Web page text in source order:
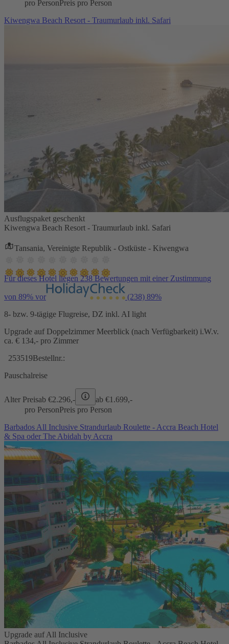
pro PersonPreis pro Person
Kiwengwa Beach Resort - Traumurlaub inkl. Safari
Ausflugspaket geschenkt
Kiwengwa Beach Resort - Traumurlaub inkl. Safari
Tansania, Vereinigte Republik - Ostküste - Kiwengwa
Für dieses Hotel liegen 238 Bewertungen mit einer Zustimmung
von 89% vor (238) 89%
8- bzw. 9-tägige Flugreise, DZ inkl. AI light
Upgrade auf Doppelzimmer Meerblick (nach Verfügbarkeit) i.W.v.
ca. € 134,- pro Zimmer
253519Bestellnr.:
Pauschalreise
Alter Preisab €2.296,- ab €1.699,-
pro PersonPreis pro Person
Barbados All Inclusive Strandurlaub Roulette - Accra Beach Hotel
& Spa oder The Abidah by Accra
Upgrade auf All Inclusive